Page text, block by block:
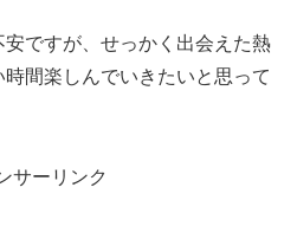
ですが、せっかく出会えた熱
間楽しんでいきたいと思って
サーリンク